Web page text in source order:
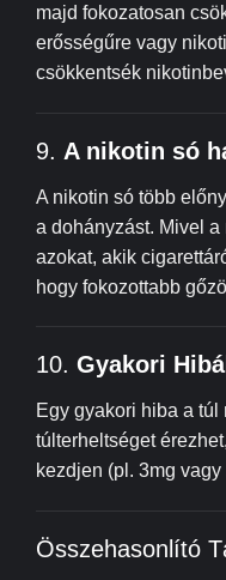
majd fokozatosan
erősségűre vagy
csökkentsék
9. A nikotin só
A nikotin só több
a dohányzást. Mivel
azokat, akik
hogy fokozottabb
10. Gyakori
Egy gyakori hiba a
túlterheltséget
kezdjen (pl. 3mg
Összehasonlító